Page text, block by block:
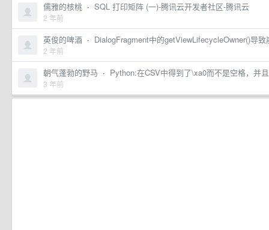
儒雅的核桃 · SQL 打印矩阵 (一)-腾讯云开发者社区-腾讯云
2 年前
英俊的啤酒 · DialogFragment中的getViewLifecycleOwner()导致
2 年前
朝气蓬勃的野马 · Python:在CSV中得到了\xa0而不是空格，并
3 年前